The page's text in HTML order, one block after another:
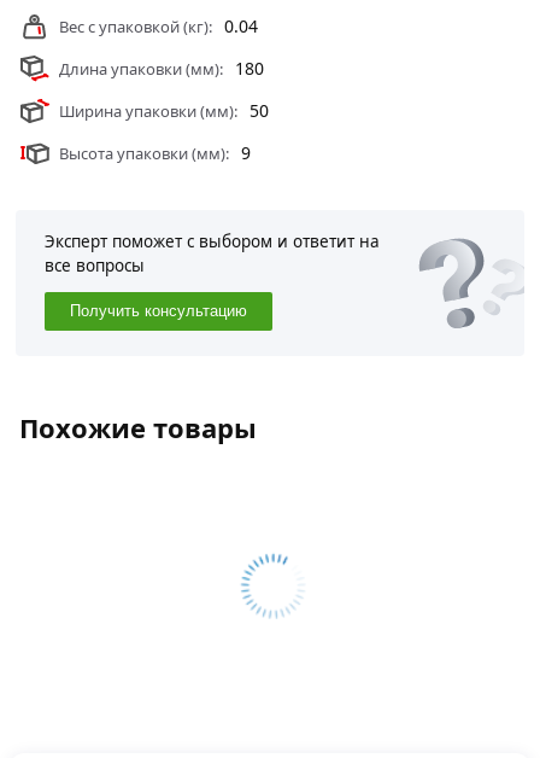
Вес с упаковкой (кг): 0.04
Длина упаковки (мм): 180
Ширина упаковки (мм): 50
Высота упаковки (мм): 9
Эксперт поможет с выбором и ответит на
все вопросы
Получить консультацию
Похожие товары